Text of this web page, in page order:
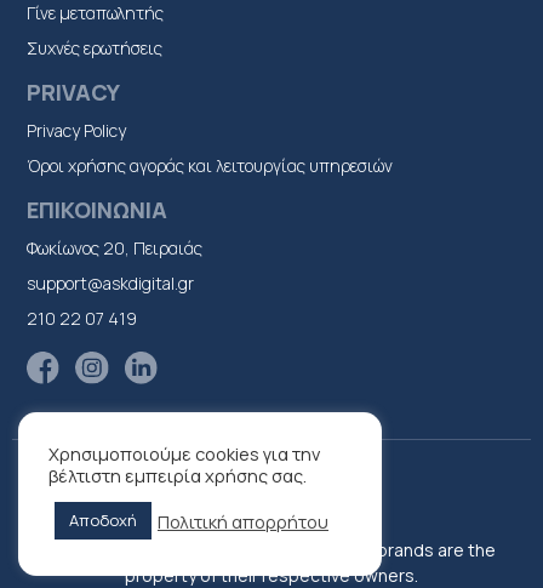
Γίνε μεταπωλητής
Συχνές ερωτήσεις
PRIVACY
Privacy Policy
Όροι χρήσης αγοράς και λειτουργίας υπηρεσιών
ΕΠΙΚΟΙΝΩΝΙΑ
Φωκίωνος 20, Πειραιάς
support@askdigital.gr
210 22 07 419
© 2022 ASK DIGITAL IKE. Trademarks and brands are the
property of their respective owners.
Χρησιμοποιούμε cookies για την
βέλτιστη εμπειρία χρήσης σας.
Αποδοχή Πολιτική απορρήτου